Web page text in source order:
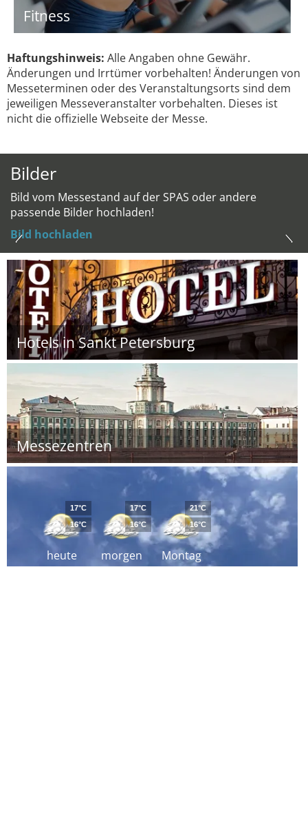
Fitness
Haftungshinweis: Alle Angaben ohne Gewähr.
Änderungen und Irrtümer vorbehalten! Änderungen von
Messeterminen oder des Veranstaltungsorts sind dem
jeweiligen Messeveranstalter vorbehalten. Dieses ist
nicht die offizielle Webseite der Messe.
Bilder
Bild vom Messestand auf der SPAS oder andere
passende Bilder hochladen!
Bild hochladen
Hotels in Sankt Petersburg
Messezentren
heute
17°C
16°C
morgen
17°C
16°C
Montag
21°C
16°C